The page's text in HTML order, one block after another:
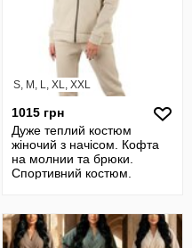
S, M, L, XL, XXL
1015 грн
Дуже теплий костюм
жіночий з начісом. Кофта
на молнии та брюки.
Спортивний костюм.